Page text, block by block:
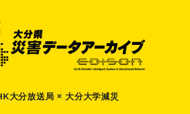
大分放送局 × 大分大学減災